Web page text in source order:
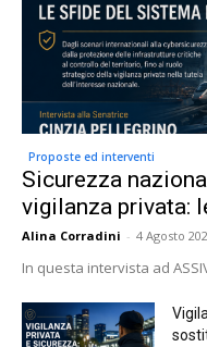
Proposte ed interventi
Sicurezza
vigilanza privata:
Alina Corradini - 4 Agosto
In questa intervista ad